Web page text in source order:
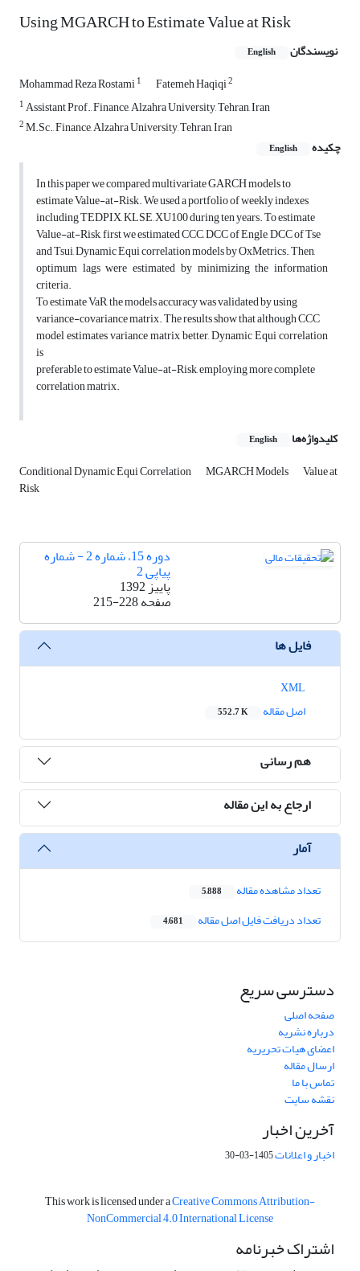
Using MGARCH to Estimate Value at Risk
نویسندگان English
Mohammad Reza Rostami1 Fatemeh Haqiqi2
1Assistant Prof., Finance, Alzahra University, Tehran, Iran
2M.Sc., Finance, Alzahra University, Tehran, Iran
چکیده
English
In this paper we compared multivariate GARCH models to
estimate Value-at-Risk. We used a portfolio of weekly indexes
including TEDPIX, KLSE, XU100 during ten years. To estimate
Value-at-Risk, first we estimated CCC, DCC of Engle, DCC of Tse
and Tsui, Dynamic Equi correlation models by OxMetrics. Then,
optimum lags were estimated by minimizing the information
criteria.
To estimate VaR, the models accuracy was validated by using
variance-covariance matrix. The results show that although CCC
model estimates variance matrix better, Dynamic Equi correlation
is
preferable to estimate Value-at-Risk, employing more complete
correlation matrix.
کلیدواژه‌ها English
Conditional Dynamic Equi Correlation MGARCH Models Value at
Risk
دوره 15، شماره 2 - شماره
پیاپی 2
پاییز 1392
صفحه215-228
فایل ها
اصل مقاله
552.7 K
هم رسانی
ارجاع به این مقاله
آمار
تعداد مشاهده مقاله 5,888
تعداد دریافت فایل اصل مقاله 4,681
دسترسی سریع
صفحه اصلی
درباره نشریه
اعضای هیات تحریریه
ارسال مقاله
تماس با ما
نقشه سایت
آخرین اخبار
اخبار و اعلانات1405-03-30
This work is licensed under aCreative Commons Attribution-
NonCommercial 4.0 International License
اشتراک خبرنامه